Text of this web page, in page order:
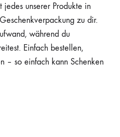
jedes unserer Produkte in
zu dir.
während du
Einfach bestellen,
– so einfach kann Schenken